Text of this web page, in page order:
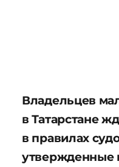
Владельцев
в Татарстане
в правилах
утвержденные